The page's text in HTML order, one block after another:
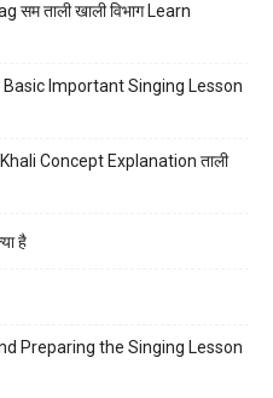
ताली खाली विभाग Learn
Basic Important Singing Lesson
Concept Explanation ताली
है
Preparing the Singing Lesson